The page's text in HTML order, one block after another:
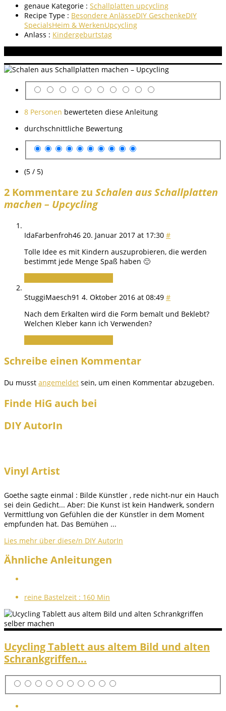
genaue Kategorie : Schallplatten upcycling
Recipe Type : Besondere AnlässeDIY GeschenkeDIY
SpecialsHeim & WerkenUpcycling
Anlass : Kindergeburtstag
8 Personen bewerteten diese Anleitung
durchschnittliche Bewertung
(5 / 5)
2 Kommentare zu Schalen aus Schallplatten
machen – Upcycling
IdaFarbenfroh46 20. Januar 2017 at 17:30 #
Tolle Idee es mit Kindern auszuprobieren, die werden
bestimmt jede Menge Spaß haben 🙂
StuggiMaesch91 4. Oktober 2016 at 08:49 #
Nach dem Erkalten wird die Form bemalt und Beklebt?
Welchen Kleber kann ich Verwenden?
Schreibe einen Kommentar
Du musst angemeldet sein, um einen Kommentar abzugeben.
Finde HiG auch bei
DIY AutorIn
Vinyl Artist
Goethe sagte einmal : Bilde Künstler , rede nicht-nur ein Hauch
sei dein Gedicht... Aber: Die Kunst ist kein Handwerk, sondern
Vermittlung von Gefühlen die der Künstler in dem Moment
empfunden hat. Das Bemühen ...
Lies mehr über diese/n DIY AutorIn
Ähnliche Anleitungen
reine Bastelzeit : 160 Min
Ucycling Tablett aus altem Bild und alten
Schrankgriffen...